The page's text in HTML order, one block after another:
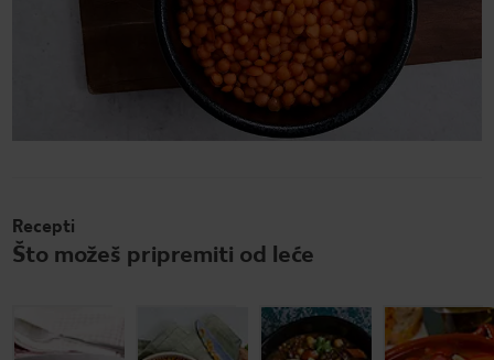
Recepti
Što možeš pripremiti od leće
pastrve i
Namaz od
crvene
Varivo od
slanutka i